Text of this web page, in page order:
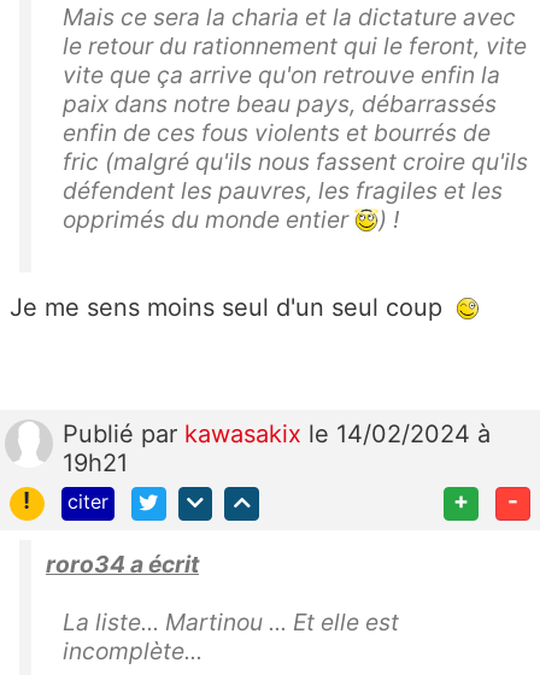
Mais ce sera la charia et la dictature avec
le retour du rationnement qui le feront, vite
vite que ça arrive qu'on retrouve enfin la
paix dans notre beau pays, débarrassés
enfin de ces fous violents et bourrés de
fric (malgré qu'ils nous fassent croire qu'ils
défendent les pauvres, les fragiles et les
opprimés du monde entier
) !
Je me sens moins seul d'un seul coup
Publié par kawasakix le 14/02/2024 à
19h21
!
citer + -
roro34 a écrit
La liste... Martinou ... Et elle est
incomplète...